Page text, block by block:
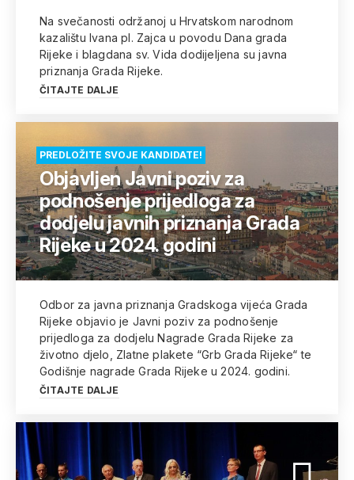
Na svečanosti održanoj u Hrvatskom narodnom
kazalištu Ivana pl. Zajca u povodu Dana grada
Rijeke i blagdana sv. Vida dodijeljena su javna
priznanja Grada Rijeke.
ČITAJTE DALJE
PREDLOŽITE SVOJE KANDIDATE!
Objavljen Javni poziv za
podnošenje prijedloga za
dodjelu javnih priznanja Grada
Rijeke u 2024. godini
Odbor za javna priznanja Gradskoga vijeća Grada
Rijeke objavio je Javni poziv za podnošenje
prijedloga za dodjelu Nagrade Grada Rijeke za
životno djelo, Zlatne plakete “Grb Grada Rijeke“ te
Godišnje nagrade Grada Rijeke u 2024. godini.
ČITAJTE DALJE